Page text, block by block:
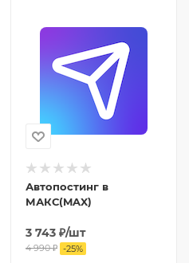
Автопостинг в
МАКС(MAX)
3 743 ₽/шт
4 990₽ -25%